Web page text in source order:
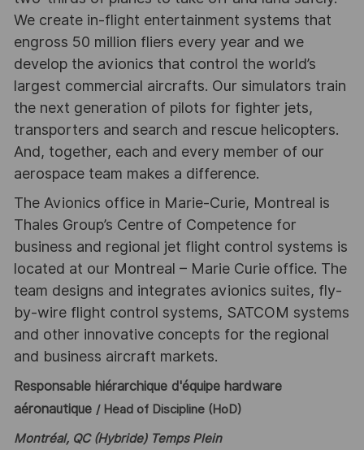
We create in-flight entertainment systems that
engross 50 million fliers every year and we
develop the avionics that control the world’s
largest commercial aircrafts. Our simulators train
the next generation of pilots for fighter jets,
transporters and search and rescue helicopters.
And, together, each and every member of our
aerospace team makes a difference.
The Avionics office in Marie-Curie, Montreal is
Thales Group’s Centre of Competence for
business and regional jet flight control systems is
located at our Montreal – Marie Curie office. The
team designs and integrates avionics suites, fly-
by-wire flight control systems, SATCOM systems
and other innovative concepts for the regional
and business aircraft markets.
Responsable hiérarchique d'équipe hardware
aéronautique / Head of Discipline (HoD)
Montréal, QC (Hybride) Temps Plein